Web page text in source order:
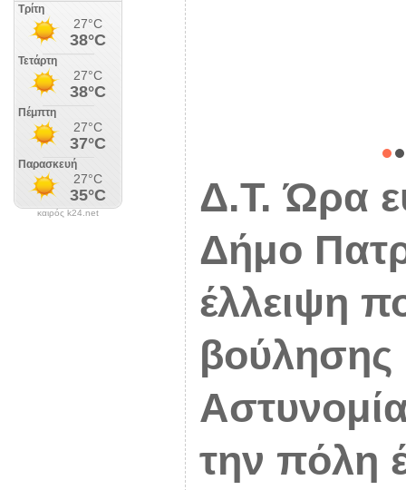
καιρός k24.net
Δ.Τ. Ώρα
Δήμο
έλλειψη
βούλησης
την πόλη